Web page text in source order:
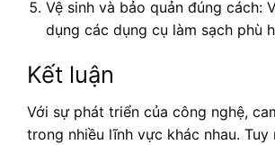
Vệ sinh và bảo quản đúng cách:
dụng các dụng cụ làm sạch phù
Kết luận
Với sự phát triển của công nghệ,
trong nhiều lĩnh vực khác nhau.